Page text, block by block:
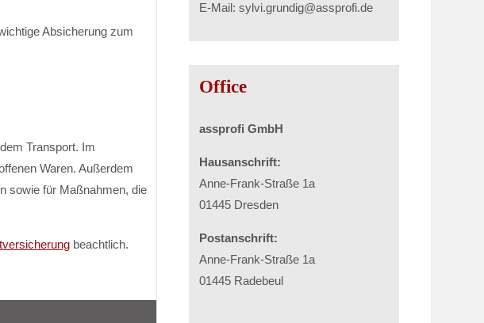
Absicherung zum
Transport. Im
Waren. Außerdem
sowie für Maßnahmen, die
beachtlich.
E-Mail: sylvi.grundig@assprofi.de
Office
assprofi GmbH
Hausanschrift:
Anne-Frank-Straße 1a
01445 Dresden
Postanschrift:
Anne-Frank-Straße 1a
01445 Radebeul